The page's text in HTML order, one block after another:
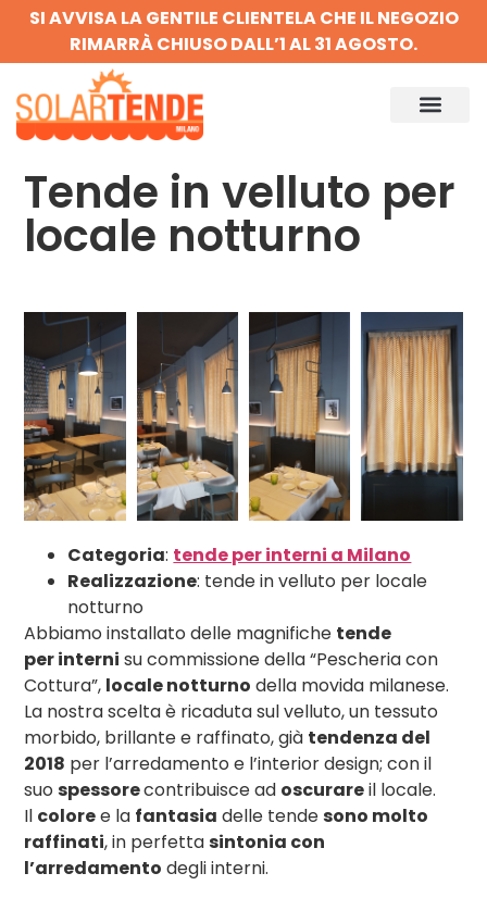
SI AVVISA LA GENTILE CLIENTELA CHE IL NEGOZIO
RIMARRÀ CHIUSO DALL’1 AL 31 AGOSTO.
Tende in velluto per
locale notturno
Categoria: tende per interni a Milano
Realizzazione: tende in velluto per locale
notturno
Abbiamo installato delle magnifiche tende
perinterni su commissione della “Pescheria con
Cottura”, locale notturno della movida milanese.
La nostra scelta è ricaduta sul velluto, un tessuto
morbido, brillante e raffinato, già tendenza del
2018 per l’arredamento e l’interior design; con il
suospessorecontribuisce ad oscurareil locale.
Il coloree la fantasia delle tendesono molto
raffinati, in perfettasintonia con
l’arredamento degli interni.